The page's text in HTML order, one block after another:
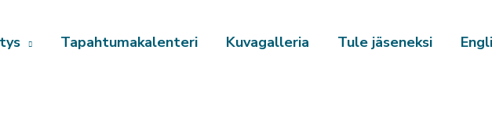
Tapahtumakalenteri Kuvagalleria Tule jäseneksi